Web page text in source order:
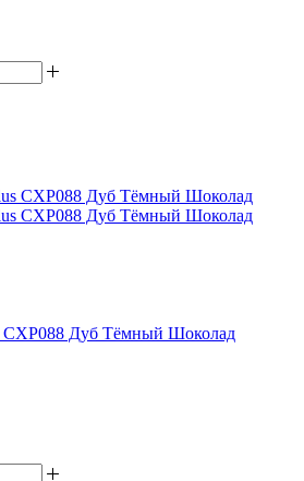
CXP088 Дуб Тёмный Шоколад